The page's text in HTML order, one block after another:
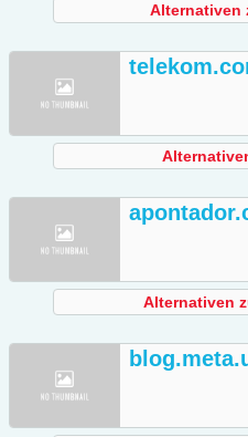
Alternativen
Alternativen